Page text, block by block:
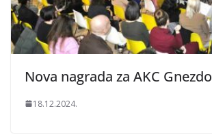
Nova nagrada za AKC Gnezdo
18.12.2024.